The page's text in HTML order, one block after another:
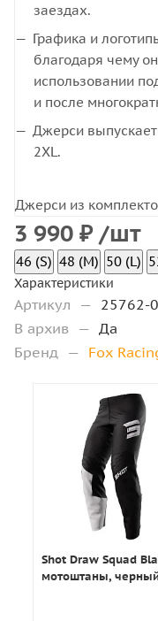
заездах.
Графика и
благодаря чему
использовании
и после
Джерси
2XL.
Джерси из
3 990 ₽ /шт
46 (S) 48 (M) 50 (L)
Характеристики
Артикул — 25762-
В архив — Да
Бренд — Fox
Shot Draw Squad
мотоштаны,